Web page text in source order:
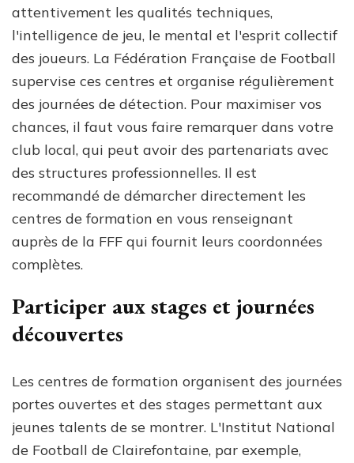
attentivement les qualités techniques,
l'intelligence de jeu, le mental et l'esprit collectif
des joueurs. La Fédération Française de Football
supervise ces centres et organise régulièrement
des journées de détection. Pour maximiser vos
chances, il faut vous faire remarquer dans votre
club local, qui peut avoir des partenariats avec
des structures professionnelles. Il est
recommandé de démarcher directement les
centres de formation en vous renseignant
auprès de la FFF qui fournit leurs coordonnées
complètes.
Participer aux stages et journées
découvertes
Les centres de formation organisent des journées
portes ouvertes et des stages permettant aux
jeunes talents de se montrer. L'Institut National
de Football de Clairefontaine, par exemple,